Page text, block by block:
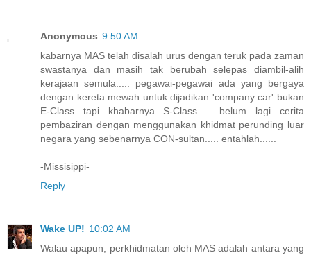
Anonymous 9:50 AM
kabarnya MAS telah disalah urus dengan teruk pada zaman
swastanya dan masih tak berubah selepas diambil-alih
kerajaan semula..... pegawai-pegawai ada yang bergaya
dengan kereta mewah untuk dijadikan 'company car' bukan
E-Class tapi khabarnya S-Class........belum lagi cerita
pembaziran dengan menggunakan khidmat perunding luar
negara yang sebenarnya CON-sultan..... entahlah......
-Missisippi-
Reply
Wake UP! 10:02 AM
Walau apapun, perkhidmatan oleh MAS adalah antara yang